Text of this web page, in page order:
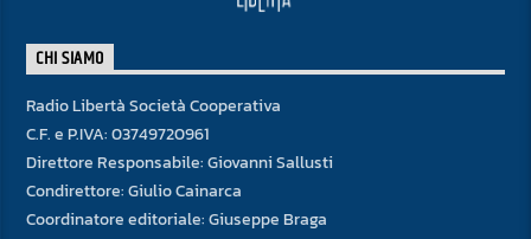
CHI SIAMO
Radio Libertà Società Cooperativa
C.F. e P.IVA: 03749720961
Direttore Responsabile: Giovanni Sallusti
Condirettore: Giulio Cainarca
Coordinatore editoriale: Giuseppe Braga